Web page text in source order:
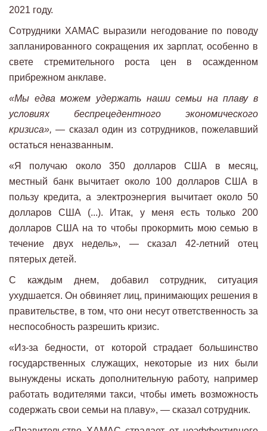
2021 году.
Сотрудники ХАМАС выразили негодование по поводу
запланированного сокращения их зарплат, особенно в
свете стремительного роста цен в осажденном
прибрежном анклаве.
«Мы едва можем удержать наши семьи на плаву в
условиях беспрецедентного экономического
кризиса», — сказал один из сотрудников, пожелавший
остаться неназванным.
«Я получаю около 350 долларов США в месяц,
местный банк вычитает около 100 долларов США в
пользу кредита, а электроэнергия вычитает около 50
долларов США (...). Итак, у меня есть только 200
долларов США на то чтобы прокормить мою семью в
течение двух недель», — сказал 42-летний отец
пятерых детей.
С каждым днем, добавил сотрудник, ситуация
ухудшается. Он обвиняет лиц, принимающих решения в
правительстве, в том, что они несут ответственность за
неспособность разрешить кризис.
«Из-за бедности, от которой страдает большинство
государственных служащих, некоторые из них были
вынуждены искать дополнительную работу, например
работать водителями такси, чтобы иметь возможность
содержать свои семьи на плаву», — сказал сотрудник.